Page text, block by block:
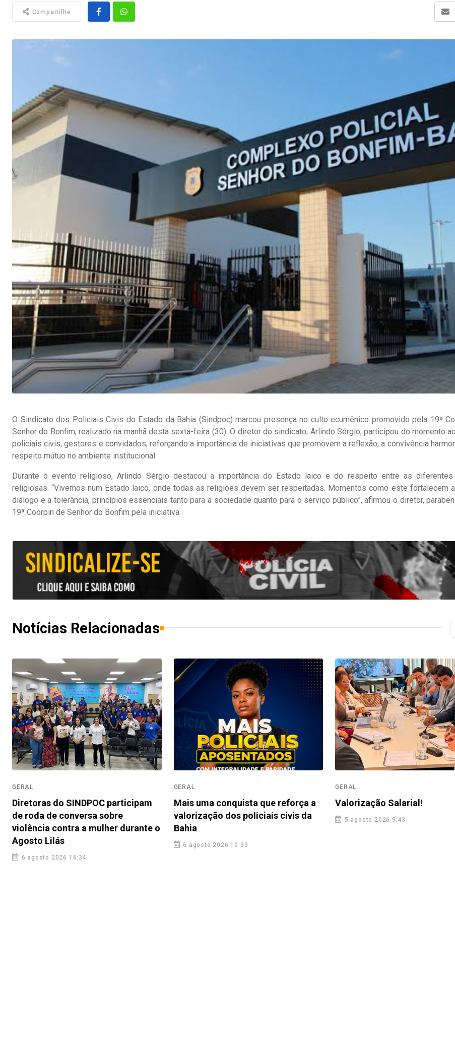
Compartilhe
O Sindicato dos Policiais Civis do Estado da Bahia (Sindpoc) marcou presença no culto ecumênico promovido pela 19ª
Senhor do Bonfim, realizado na manhã desta sexta-feira (30). O diretor do sindicato, Arlindo Sérgio, participou do momento
policiais civis, gestores e convidados, reforçando a importância de iniciativas que promovem a reflexão, a convivência
respeito mútuo no ambiente institucional.
Durante o evento religioso, Arlindo Sérgio destacou a importância do Estado laico e do respeito entre as diferentes
religiosas. “Vivemos num Estado laico, onde todas as religiões devem ser respeitadas. Momentos como este fortalecem
diálogo e a tolerância, princípios essenciais tanto para a sociedade quanto para o serviço público”, afirmou o diretor,
19ª Coorpin de Senhor do Bonfim pela iniciativa.
Notícias Relacionadas
GERAL
Diretoras do SINDPOC participam
de roda de conversa sobre
violência contra a mulher durante o
Agosto Lilás
6 agosto 2026 16:34
GERAL
Mais uma conquista que reforça a
valorização dos policiais civis da
Bahia
6 agosto 2026 10:33
GERAL
Valorização Salarial!
5 agosto 2026 9:43